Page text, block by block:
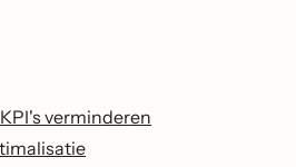
verminderen